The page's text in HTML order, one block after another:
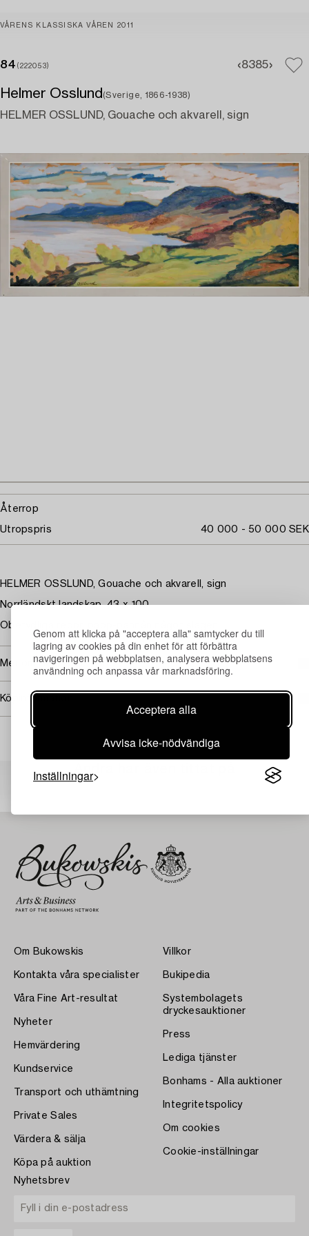
Genom att klicka på "acceptera alla" samtycker du till
lagring av cookies på din enhet för att förbättra
navigeringen på webbplatsen, analysera webbplatsens
användning och anpassa vår marknadsföring.
Acceptera alla
Avvisa icke-nödvändiga
Inställningar
VÅRENS KLASSISKA VÅREN 2011
84 (222053) 8385
Helmer Osslund (Sverige, 1866-1938)
HELMER OSSLUND, Gouache och akvarell, sign
Återrop
Utropspris 40 000 - 50 000 SEK
HELMER OSSLUND, Gouache och akvarell, sign
Norrländskt landskap. 43 x 100.
Obetydliga repor, papp-pannån något slagen.
Mer om Helmer Osslund
Köpinformation
Om Bukowskis
Kontakta våra specialister
Våra Fine Art-resultat
Nyheter
Hemvärdering
Kundservice
Transport och uthämtning
Private Sales
Värdera & sälja
Köpa på auktion
Villkor
Bukipedia
Systembolagets
dryckesauktioner
Press
Lediga tjänster
Bonhams - Alla auktioner
Integritetspolicy
Om cookies
Cookie-inställningar
Nyhetsbrev